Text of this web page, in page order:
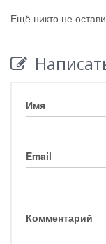
Ещё никто не
Имя
Email
Комментарий